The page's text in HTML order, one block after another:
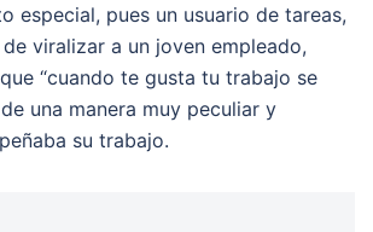
especial, pues un usuario de tareas,
viralizar a un joven empleado,
“cuando te gusta tu trabajo se
una manera muy peculiar y
su trabajo.